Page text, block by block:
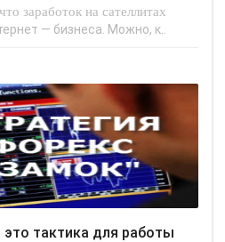
заработок на сателлитах
— бизнеса. Можно, к..